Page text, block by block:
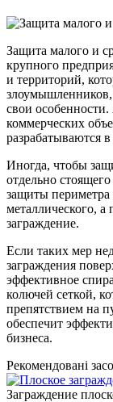
Защита малого и
крупного
и территорий,
злоумышленников,
свои
коммерческих
разрабатываются
Иногда, чтобы
отдельно
защиты периметра
металлического, а
заграждение.
Если таких мер
заграждения
эффективное
колючей сеткой,
препятствием на
обеспечит
бизнеса.
Рекомендовані
Заграждение